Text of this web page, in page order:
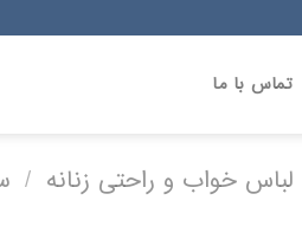
تماس با ما
لباس خواب و راحتی زنانه /